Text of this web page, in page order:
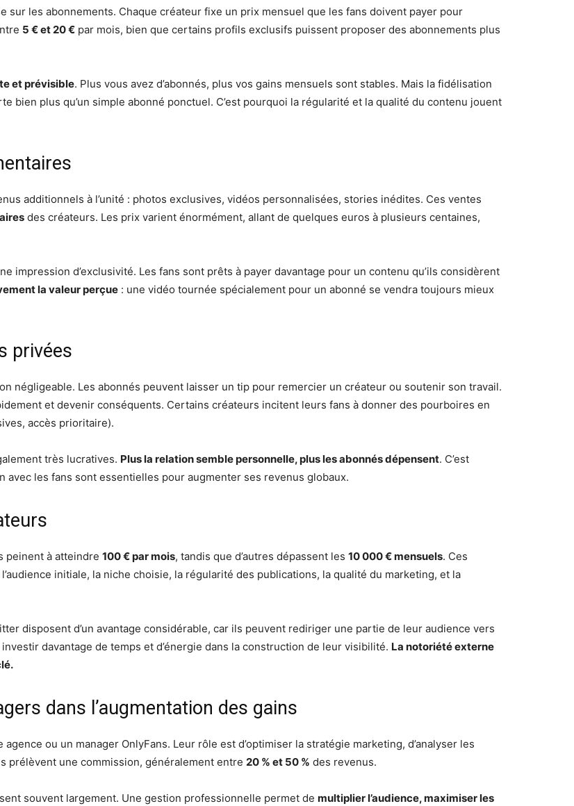
sur les abonnements. Chaque créateur fixe un prix mensuel que les fans doivent payer pour
5 € et 20 € par mois, bien que certains profils exclusifs puissent proposer des abonnements plus
et prévisible. Plus vous avez d’abonnés, plus vos gains mensuels sont stables. Mais la fidélisation
bien plus qu’un simple abonné ponctuel. C’est pourquoi la régularité et la qualité du contenu jouent
additionnels à l’unité : photos exclusives, vidéos personnalisées, stories inédites. Ces ventes
des créateurs. Les prix varient énormément, allant de quelques euros à plusieurs centaines,
impression d’exclusivité. Les fans sont prêts à payer davantage pour un contenu qu’ils considèrent
la valeur perçue : une vidéo tournée spécialement pour un abonné se vendra toujours mieux
privées
négligeable. Les abonnés peuvent laisser un tip pour remercier un créateur ou soutenir son travail.
et devenir conséquents. Certains créateurs incitent leurs fans à donner des pourboires en
accès prioritaire).
très lucratives. Plus la relation semble personnelle, plus les abonnés dépensent. C’est
avec les fans sont essentielles pour augmenter ses revenus globaux.
peinent à atteindre 100 € par mois, tandis que d’autres dépassent les 10 000 € mensuels. Ces
initiale, la niche choisie, la régularité des publications, la qualité du marketing, et la
disposent d’un avantage considérable, car ils peuvent rediriger une partie de leur audience vers
davantage de temps et d’énergie dans la construction de leur visibilité. La notoriété externe
dans l’augmentation des gains
ou un manager OnlyFans. Leur rôle est d’optimiser la stratégie marketing, d’analyser les
prélèvent une commission, généralement entre 20 % et 50 % des revenus.
souvent largement. Une gestion professionnelle permet de multiplier l’audience, maximiser les